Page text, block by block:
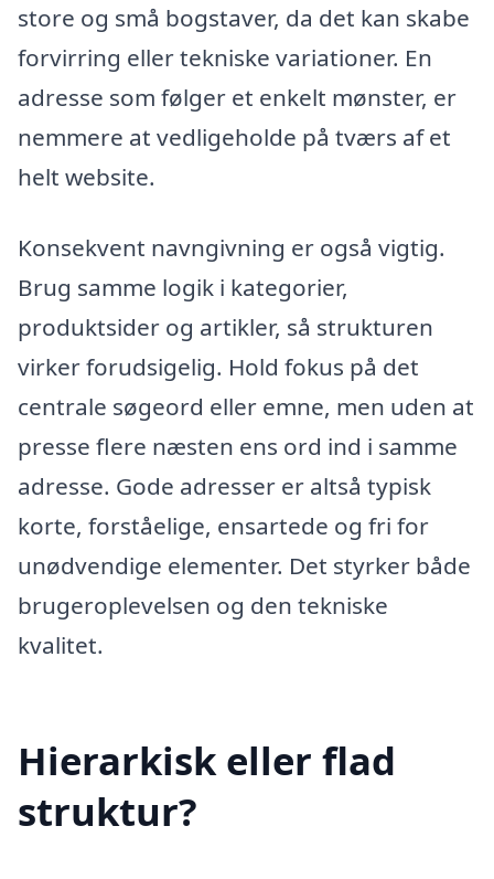
store og små bogstaver, da det kan skabe
forvirring eller tekniske variationer. En
adresse som følger et enkelt mønster, er
nemmere at vedligeholde på tværs af et
helt website.
Konsekvent navngivning er også vigtig.
Brug samme logik i kategorier,
produktsider og artikler, så strukturen
virker forudsigelig. Hold fokus på det
centrale søgeord eller emne, men uden at
presse flere næsten ens ord ind i samme
adresse. Gode adresser er altså typisk
korte, forståelige, ensartede og fri for
unødvendige elementer. Det styrker både
brugeroplevelsen og den tekniske
kvalitet.
Hierarkisk eller flad
struktur?